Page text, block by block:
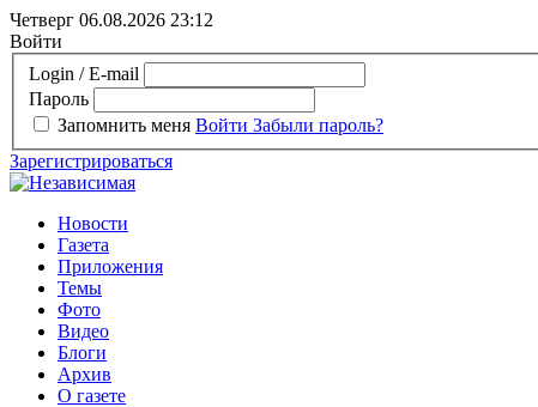
Четверг 06.08.2026 23:12
Войти
Login / E-mail
Пароль
Запомнить меня Войти Забыли пароль?
Зарегистрироваться
Новости
Газета
Приложения
Темы
Фото
Видео
Блоги
Архив
О газете